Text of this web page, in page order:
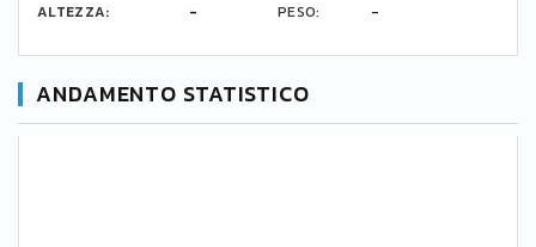
ALTEZZA:
- PESO: -
ANDAMENTO STATISTICO